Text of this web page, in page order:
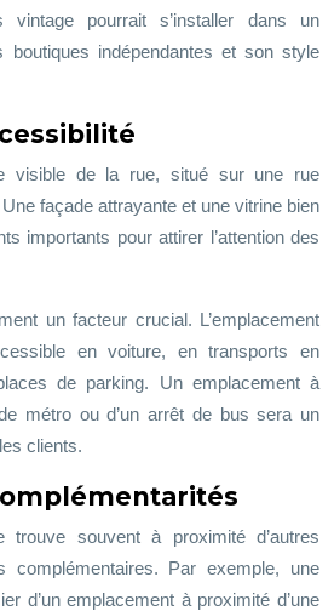
vintage pourrait s’installer dans un
boutiques indépendantes et son style
visible de la rue, situé sur une rue
façade attrayante et une vitrine bien
importants pour attirer l’attention des
un facteur crucial. L’emplacement
en voiture, en transports en
de parking. Un emplacement à
métro ou d’un arrêt de bus sera un
clients.
trouve souvent à proximité d’autres
complémentaires. Par exemple, une
d’un emplacement à proximité d’une